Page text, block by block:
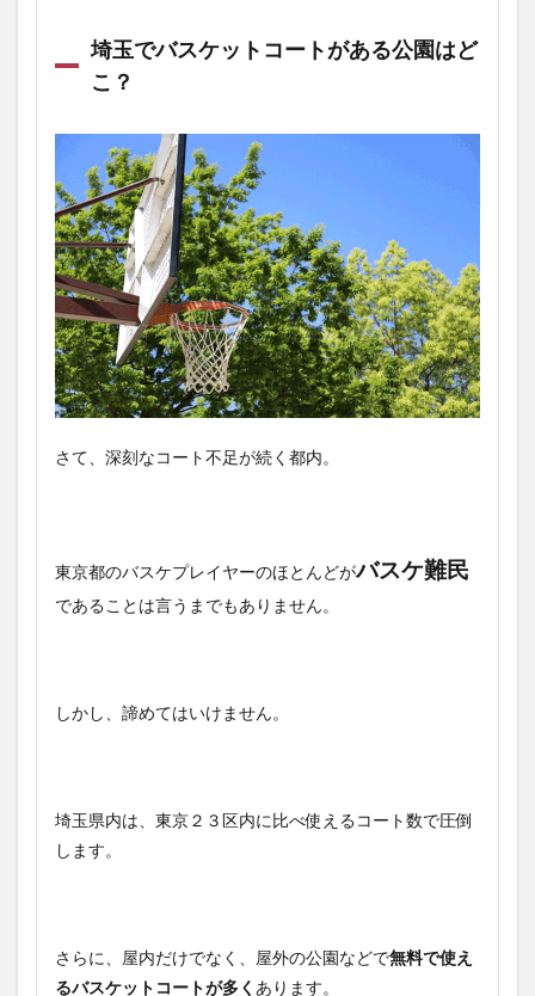
埼玉でバスケットコートがある公園はど
こ？
さて、深刻なコート不足が続く都内。
東京都のバスケプレイヤーのほとんどがバスケ難民
であることは言うまでもありません。
しかし、諦めてはいけません。
埼玉県内は、東京２３区内に比べ使えるコート数で圧倒
します。
さらに、屋内だけでなく、屋外の公園などで無料で使え
るバスケットコートが多く あります。